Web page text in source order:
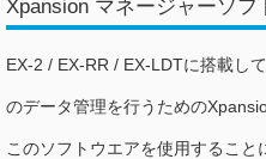
Xpansion マネージャーソフ
EX-2 / EX-RR / EX-LDTに搭載し
のデータ管理を行うための
このソフトウエアを使用するこ